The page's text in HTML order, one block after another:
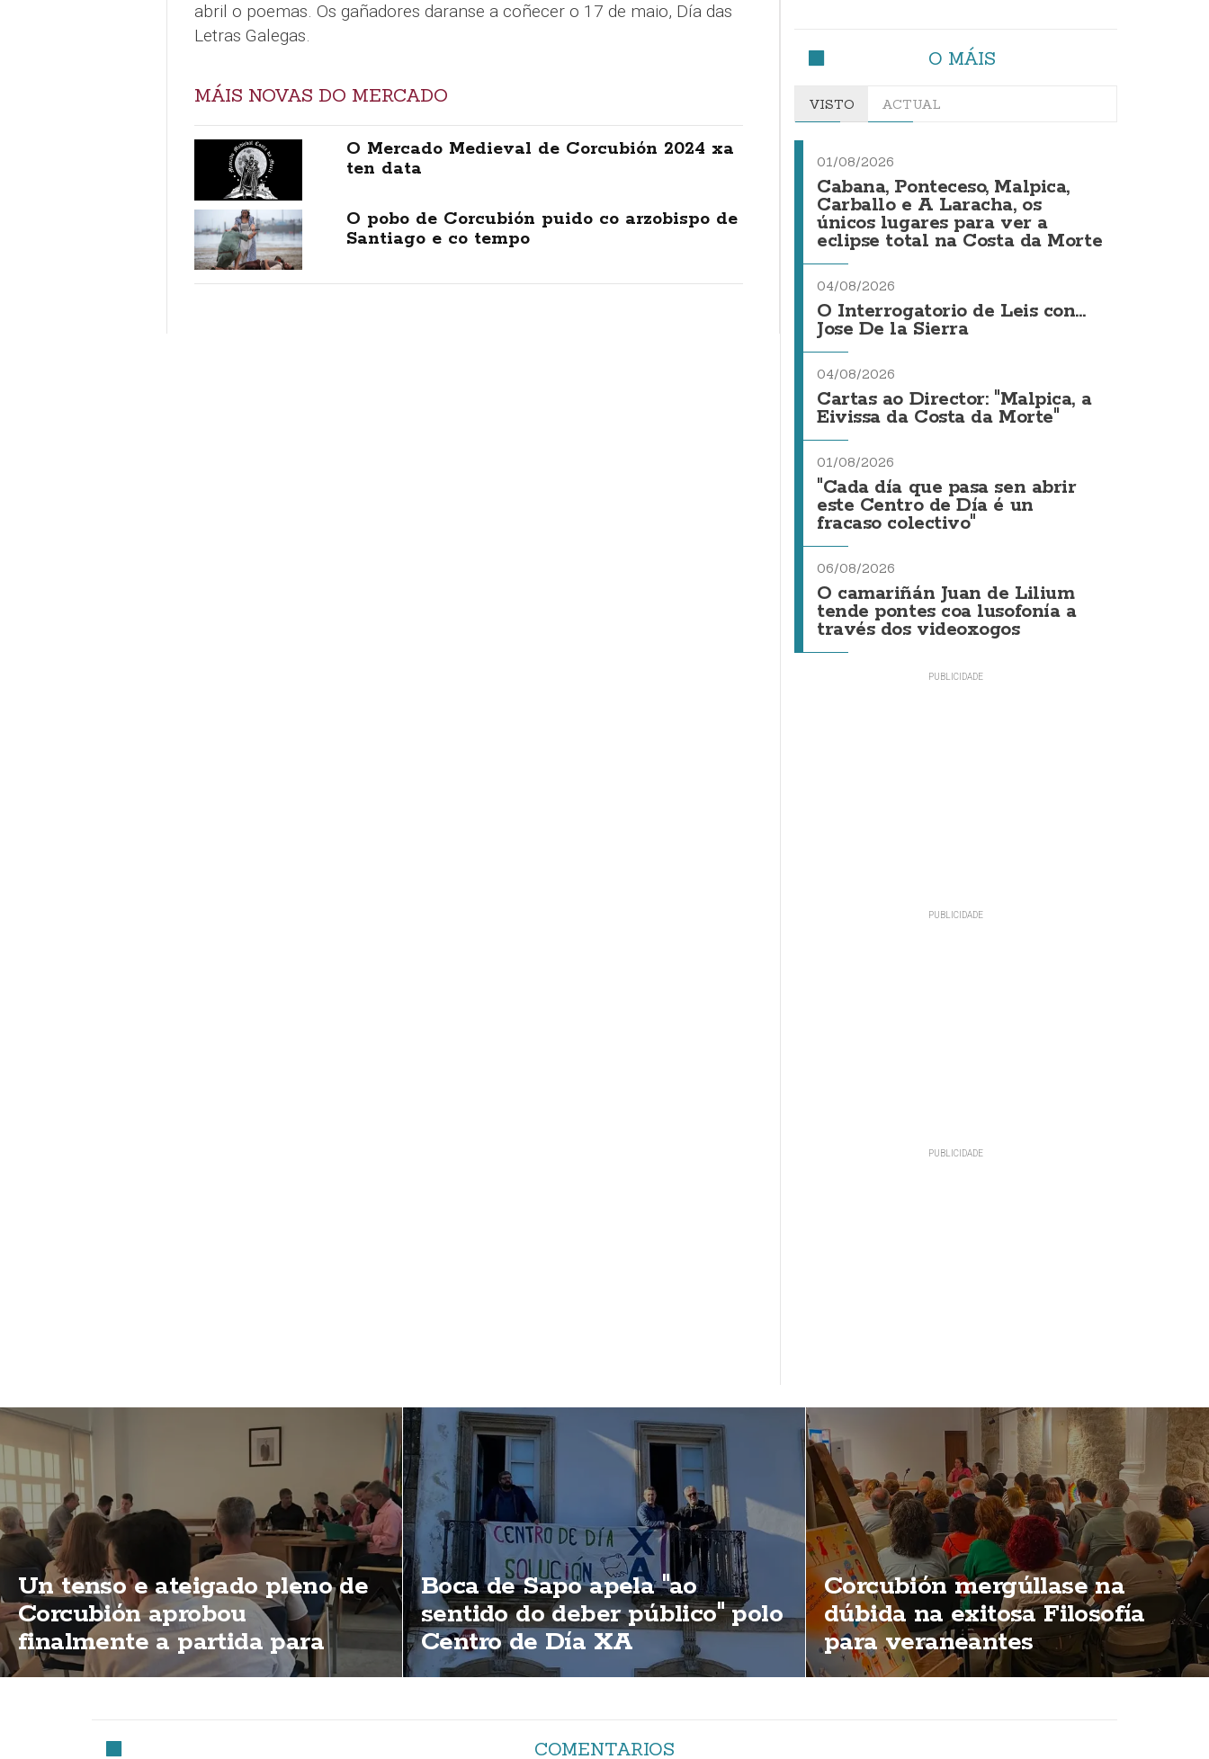
abril o poemas. Os gañadores daranse a coñecer o 17 de maio, Día das
Letras Galegas.
MÁIS NOVAS DO MERCADO
O Mercado Medieval de Corcubión 2024 xa
ten data
O pobo de Corcubión puido co arzobispo de
Santiago e co tempo
O MÁIS
VISTO ACTUAL
01/08/2026
Cabana, Ponteceso, Malpica,
Carballo e A Laracha, os
únicos lugares para ver a
eclipse total na Costa da Morte
04/08/2026
O Interrogatorio de Leis con...
Jose De la Sierra
04/08/2026
Cartas ao Director: "Malpica, a
Eivissa da Costa da Morte"
01/08/2026
"Cada día que pasa sen abrir
este Centro de Día é un
fracaso colectivo"
06/08/2026
O camariñán Juan de Lilium
tende pontes coa lusofonía a
través dos videoxogos
Un tenso e ateigado pleno de
Corcubión aprobou
finalmente a partida para
permitir a apertura do Centro
Boca de Sapo apela "ao
sentido do deber público" polo
Centro de Día XA
Corcubión mergúllase na
dúbida na exitosa Filosofía
para veraneantes
COMENTARIOS